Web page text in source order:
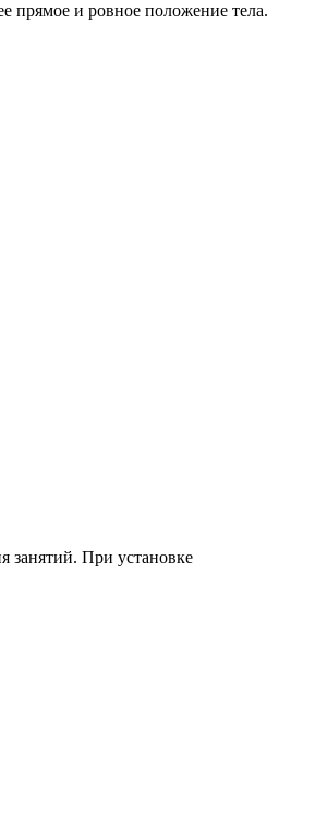
прямое и ровное положение тела.
занятий. При установке